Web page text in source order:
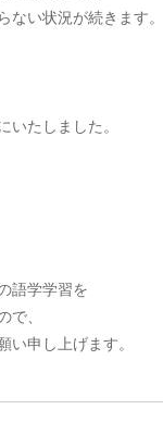
ない状況が続きます。
いたしました。
語学学習を
で、
い申し上げます。